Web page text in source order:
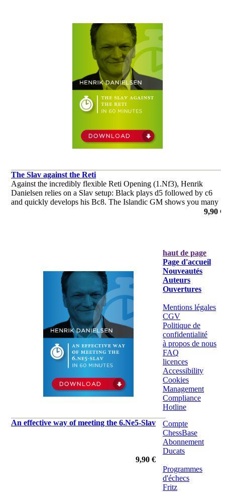
The Slav against the Reti
Against the incredibly flexible Reti Opening (1.Nf3), Henrik
Danielsen relies on a Slav setup: Black plays d5 followed by c6
and quickly develops his Bc8. The Islandic GM shows you many
9,90 €
An effective way of meeting the 6.Ne5-Slav
9,90 €
haut de page
Page d'accueil
Nouveautés
Auteurs
Ouvertures
Mentions légales
CGV
Politique de
confidentialité
à propos de nous
FAQ
licences
Accessibility
Cookies
Management
Compliance
Hotline
Compte
ChessBase
Abonnement
Ducats
Programmes
d'échecs
Fritz